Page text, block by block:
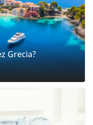
Grecia?